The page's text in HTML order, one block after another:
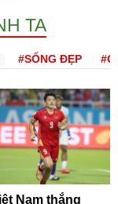
TA
#SỐNG ĐẸP
Nam thắng